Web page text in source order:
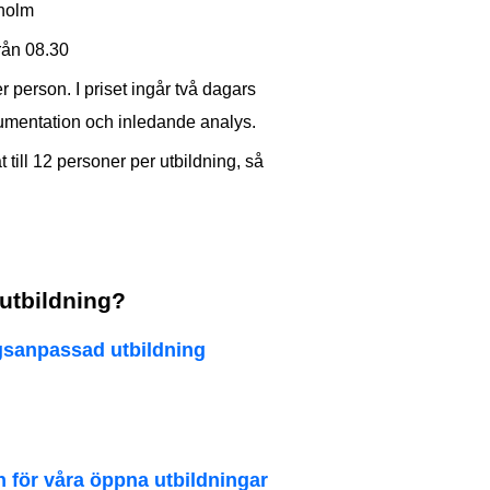
08.30
person. I priset ingår två dagars
och inledande analys.
till 12 personer per utbildning, så
utbildning
för våra öppna utbildningar